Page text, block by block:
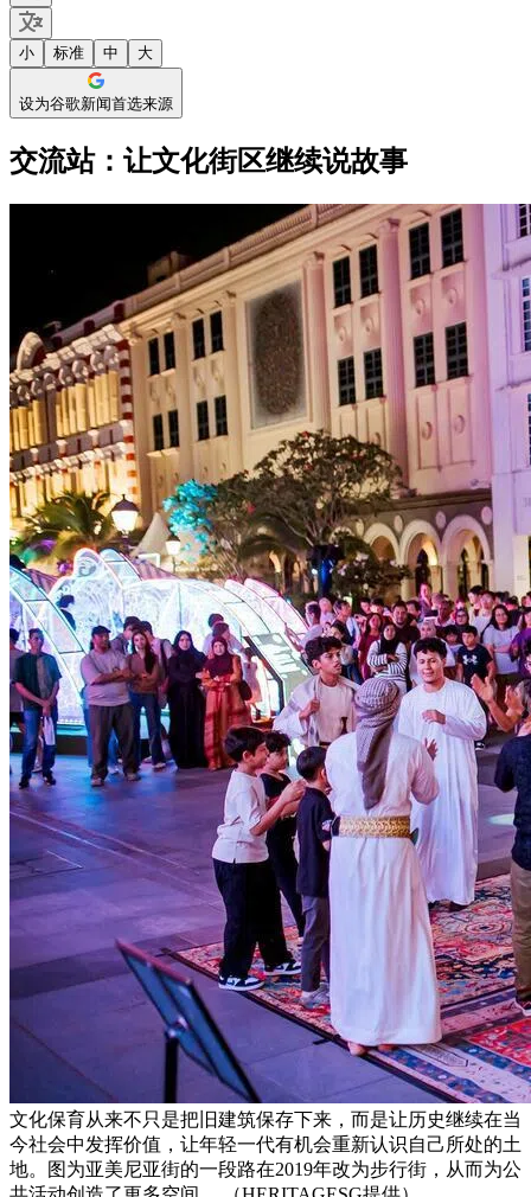
小 标准 中 大
设为谷歌新闻首选来源
交流站：让文化街区继续说故事
文化保育从来不只是把旧建筑保存下来，而是让历史继续在当
今社会中发挥价值，让年轻一代有机会重新认识自己所处的土
地。图为亚美尼亚街的一段路在2019年改为步行街，从而为公